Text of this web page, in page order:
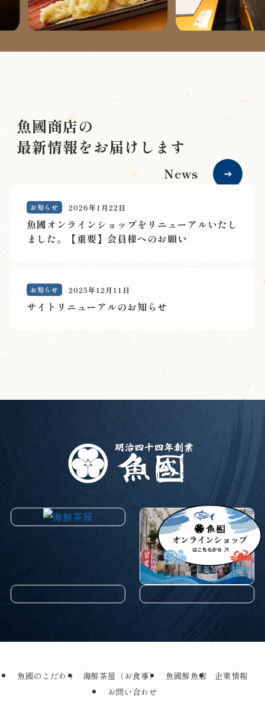
魚國商店の
最新情報をお届けします
News
2026年1月22日
お知らせ
魚國オンラインショップをリニューアルいたし
ました。【重要】会員様へのお願い
2025年12月11日
お知らせ
サイトリニューアルのお知らせ
魚國のこだわり 海鮮茶屋（お食事） 魚國鮮魚店
企業情報
お問い合わせ